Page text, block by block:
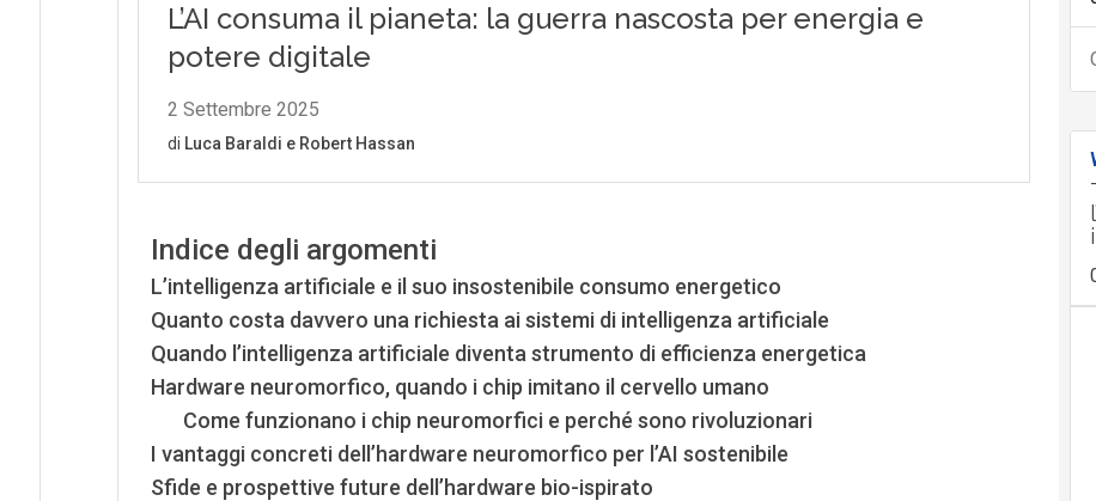
Indice degli argomenti
L’intelligenza artificiale e il suo insostenibile consumo energetico
Quanto costa davvero una richiesta ai sistemi di intelligenza artificiale
Quando l’intelligenza artificiale diventa strumento di efficienza energetica
Hardware neuromorfico, quando i chip imitano il cervello umano
Come funzionano i chip neuromorfici e perché sono rivoluzionari
I vantaggi concreti dell’hardware neuromorfico per l’AI sostenibile
Sfide e prospettive future dell’hardware bio-ispirato